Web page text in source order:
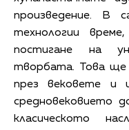
произведение. В
технологии
постигане на
творбата. Това ще
през вековете и
средновековието
класическото